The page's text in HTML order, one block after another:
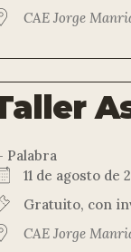
CAE Jorge
Palabra
11 de agosto de
Gratuito, con
CAE Jorge